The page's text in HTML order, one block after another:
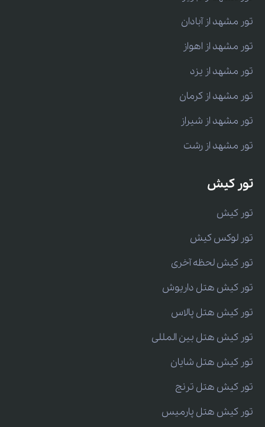
تور مشهد از آبادان
تور مشهد از اهواز
تور مشهد از یزد
تور مشهد از کرمان
تور مشهد از شیراز
تور مشهد از رشت
تور کیش
تور کیش
تور لوکس کیش
تور کیش لحظه آخری
تور کیش هتل داریوش
تور کیش هتل پالاس
تور کیش هتل بین المللی
تور کیش هتل شایان
تور کیش هتل ترنج
تور کیش هتل پارمیس